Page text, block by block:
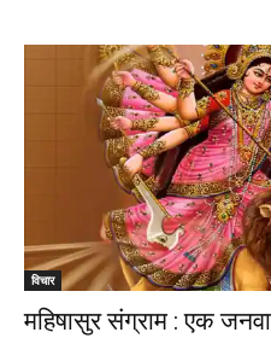
विचार
महिषासुर संग्राम : एक